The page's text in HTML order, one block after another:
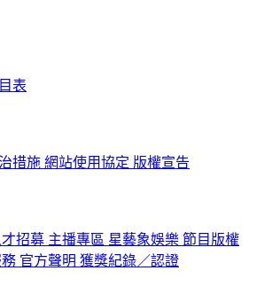
表
措施 網站使用協定 版權宣告
才招募 主播專區 星藝象娛樂 節目版權
官方聲明 獲獎紀錄／認證